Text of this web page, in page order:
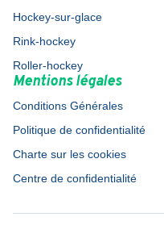
Hockey-sur-glace
Rink-hockey
Roller-hockey
Mentions légales
Conditions Générales
Politique de confidentialité
Charte sur les cookies
Centre de confidentialité